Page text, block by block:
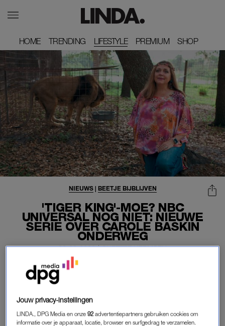
HOME
HOME TRENDING
TRENDING LIFESTYLE PREMIUM
PREMIUM SHOP
SHOP
'TIGER KING'-MOE? NBC
UNIVERSAL NOG NIET: NIEUWE
SERIE OVER CAROLE BASKIN
ONDERWEG
NIEUWS| BEETJE BIJBLIJVEN
26-08-2020 | SUZETTE HERMSEN
Na het succes van ‘Tiger King’ schoten de
aankondigingen voor meer series over Joe Exotic en
Carole Baskin als paddenstoelen uit de grond. Met als
komt.
Jouw privacy-instellingen
LINDA., DPG Media en onze92 advertentiepartners gebruiken cookies om
informatie over je apparaat, locatie, browser en surfgedrag te verzamelen.